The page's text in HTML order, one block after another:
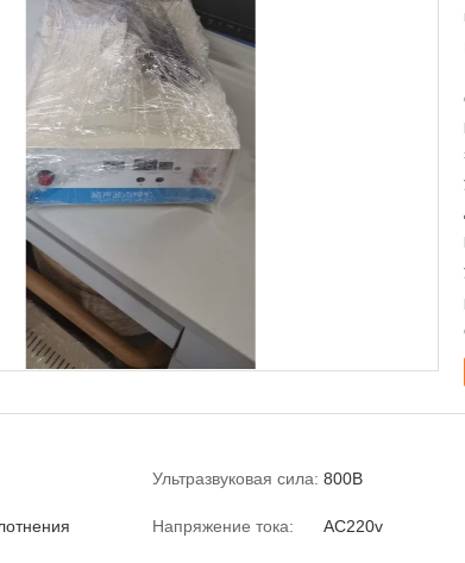
Ультразвуковая сила: 800В
Напряжение тока: AC220v